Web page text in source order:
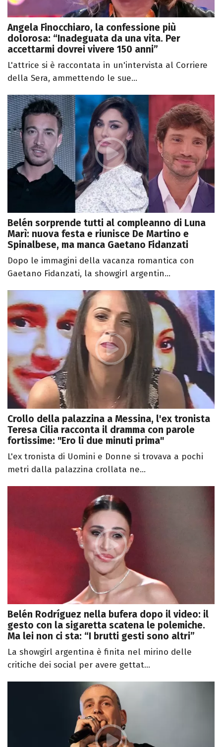
Angela Finocchiaro, la confessione più
dolorosa: “Inadeguata da una vita. Per
accettarmi dovrei vivere 150 anni”
L'attrice si è raccontata in un'intervista al Corriere
della Sera, ammettendo le sue...
Belén sorprende tutti al compleanno di Luna
Marì: nuova festa e riunisce De Martino e
Spinalbese, ma manca Gaetano Fidanzati
Dopo le immagini della vacanza romantica con
Gaetano Fidanzati, la showgirl argentin...
Crollo della palazzina a Messina, l'ex tronista
Teresa Cilia racconta il dramma con parole
fortissime: "Ero lì due minuti prima"
L'ex tronista di Uomini e Donne si trovava a pochi
metri dalla palazzina crollata ne...
Belén Rodríguez nella bufera dopo il video: il
gesto con la sigaretta scatena le polemiche.
Ma lei non ci sta: “I brutti gesti sono altri”
La showgirl argentina è finita nel mirino delle
critiche dei social per avere gettat...